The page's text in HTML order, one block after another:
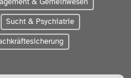
Sucht & Psychiatrie